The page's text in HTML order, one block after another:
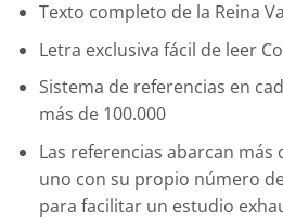
Texto completo de la Reina
Letra exclusiva fácil de leer
Sistema de referencias en
más de 100.000
Las referencias abarcan más
uno con su propio número
para facilitar un estudio